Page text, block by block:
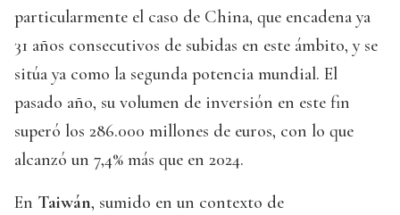
particularmente el caso de China, que encadena ya
31 años consecutivos de subidas en este ámbito, y se
sitúa ya como la segunda potencia mundial. El
pasado año, su volumen de inversión en este fin
superó los 286.000 millones de euros, con lo que
alcanzó un 7,4% más que en 2024.
En Taiwán, sumido en un contexto de